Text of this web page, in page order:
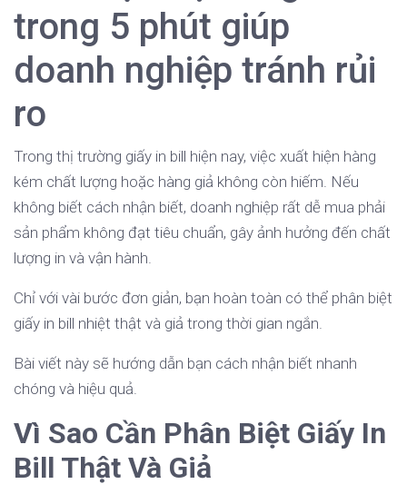
trong 5 phút giúp
doanh nghiệp tránh rủi
ro
Trong thị trường giấy in bill hiện nay, việc xuất hiện hàng
kém chất lượng hoặc hàng giả không còn hiếm. Nếu
không biết cách nhận biết, doanh nghiệp rất dễ mua phải
sản phẩm không đạt tiêu chuẩn, gây ảnh hưởng đến chất
lượng in và vận hành.
Chỉ với vài bước đơn giản, bạn hoàn toàn có thể phân biệt
giấy in bill nhiệt thật và giả trong thời gian ngắn.
Bài viết này sẽ hướng dẫn bạn cách nhận biết nhanh
chóng và hiệu quả.
Vì Sao Cần Phân Biệt Giấy In
Bill Thật Và Giả